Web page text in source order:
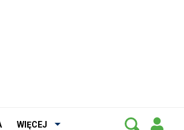
WIĘCEJ